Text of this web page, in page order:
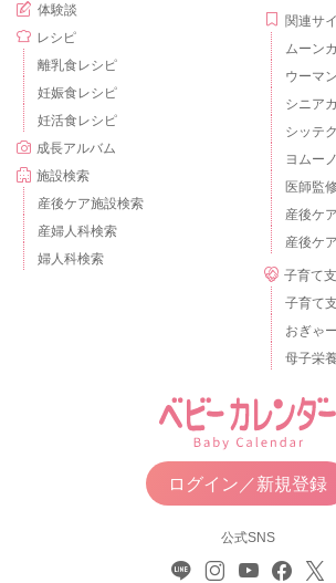
体験談
レシピ
離乳食レシピ
妊娠食レシピ
妊活食レシピ
成長アルバム
施設検索
産後ケア施設検索
産婦人科検索
婦人科検索
関連サ
ムーン
ウーマ
シニア
シッテク
ヨムーノ
医師監
産後ケ
産後ケ
子育て
子育て
おぎゃ
母子栄
ログイン／新規登録
公式SNS